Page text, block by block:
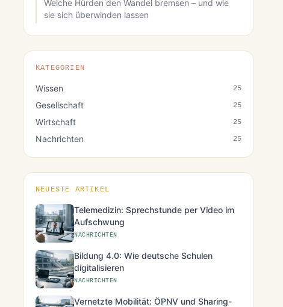
Welche Hürden den Wandel bremsen – und wie
sie sich überwinden lassen
KATEGORIEN
Wissen 25
Gesellschaft 25
Wirtschaft 25
Nachrichten 25
NEUESTE ARTIKEL
Telemedizin: Sprechstunde per Video im
Aufschwung
NACHRICHTEN
Bildung 4.0: Wie deutsche Schulen
digitalisieren
NACHRICHTEN
Vernetzte Mobilität: ÖPNV und Sharing-